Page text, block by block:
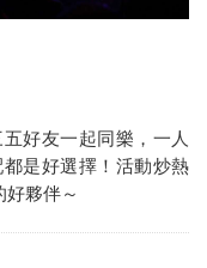
好友一起同樂，一人
是好選擇！活動炒熱
夥伴～